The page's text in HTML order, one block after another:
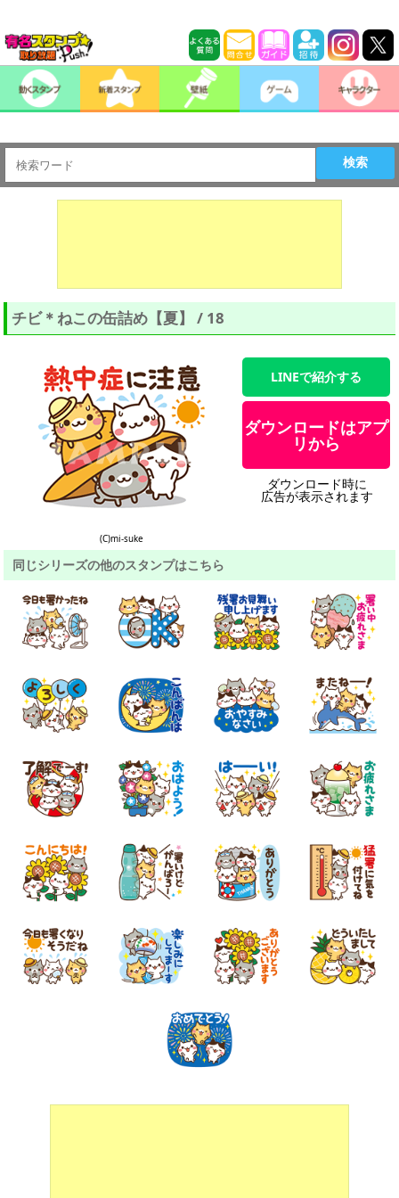
検索
チビ＊ねこの缶詰め【夏】 / 18
(C)mi-suke
LINEで紹介する
ダウンロードはアプ
リから
ダウンロード時に
広告が表示されます
同じシリーズの他のスタンプはこちら